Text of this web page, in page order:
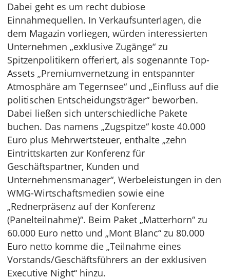
Dabei geht es um recht dubiose
Einnahmequellen. In Verkaufsunterlagen, die
dem Magazin vorliegen, würden interessierten
Unternehmen „exklusive Zugänge“ zu
Spitzenpolitikern offeriert, als sogenannte Top-
Assets „Premiumvernetzung in entspannter
Atmosphäre am Tegernsee“ und „Einfluss auf die
politischen Entscheidungsträger“ beworben.
Dabei ließen sich unterschiedliche Pakete
buchen. Das namens „Zugspitze“ koste 40.000
Euro plus Mehrwertsteuer, enthalte „zehn
Eintrittskarten zur Konferenz für
Geschäftspartner, Kunden und
Unternehmensmanager“, Werbeleistungen in den
WMG-Wirtschaftsmedien sowie eine
„Rednerpräsenz auf der Konferenz
(Panelteilnahme)“. Beim Paket „Matterhorn“ zu
60.000 Euro netto und „Mont Blanc“ zu 80.000
Euro netto komme die „Teilnahme eines
Vorstands/Geschäftsführers an der exklusiven
Executive Night“ hinzu.